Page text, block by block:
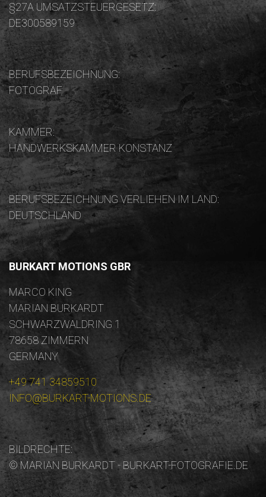
§27A UMSATZSTEUERGESETZ:
DE300589159
BERUFSBEZEICHNUNG:
FOTOGRAF
KAMMER:
HANDWERKSKAMMER KONSTANZ
BERUFSBEZEICHNUNG VERLIEHEN IM LAND:
DEUTSCHLAND
BURKART MOTIONS GBR
MARCO KING
MARIAN BURKARDT
SCHWARZWALDRING 1
78658 ZIMMERN
GERMANY
+49 741 34859510
INFO@BURKART-MOTIONS.DE
BILDRECHTE:
© MARIAN BURKARDT - BURKART-FOTOGRAFIE.DE